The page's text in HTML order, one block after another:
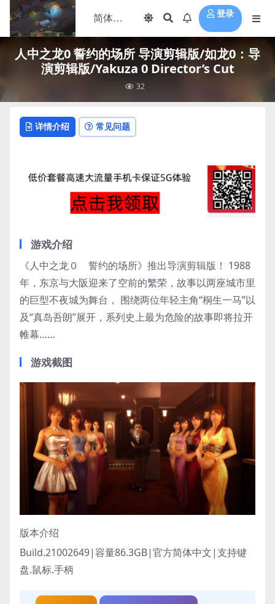
登录
人中之龙0 誓约的场所 导演剪辑版/如龙0：导
演剪辑版/Yakuza 0 Director’s Cut
32
详情介绍 常见问题
游戏介绍
《人中之龙０ 誓约的场所》推出导演剪辑版！ 1988
年，东京与大阪迎来了空前的繁荣，故事以两座城市里
的巨型不夜城为舞台， 围绕两位年轻主角“桐生一马”以
及“真岛吾朗”展开，系列史上最为危险的故事即将拉开
帷幕……
游戏截图
版本介绍
Build.21002649|容量86.3GB|官方简体中文|支持键
盘.鼠标.手柄